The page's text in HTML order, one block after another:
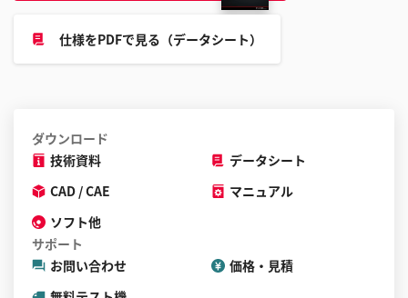
仕様をPDFで見る（データシート）
ダウンロード
技術資料
データシート
CAD / CAE
マニュアル
ソフト他
サポート
お問い合わせ
価格・見積